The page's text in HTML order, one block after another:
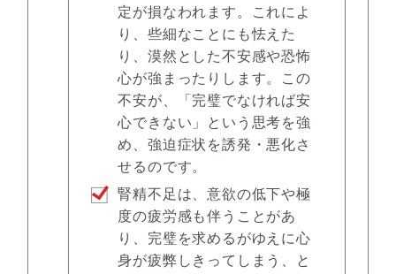
定が損なわれます。これによ
り、些細なことにも怯えた
り、漠然とした不安感や恐怖
心が強まったりします。この
不安が、「完璧でなければ安
心できない」という思考を強
め、強迫症状を誘発・悪化さ
せるのです。
腎精不足は、意欲の低下や極
度の疲労感も伴うことがあ
り、完璧を求めるがゆえに心
身が疲弊しきってしまう、と